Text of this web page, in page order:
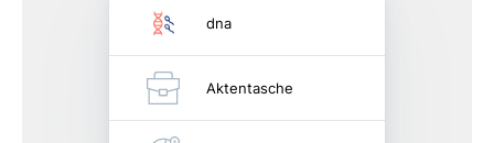
dna
Aktentasche